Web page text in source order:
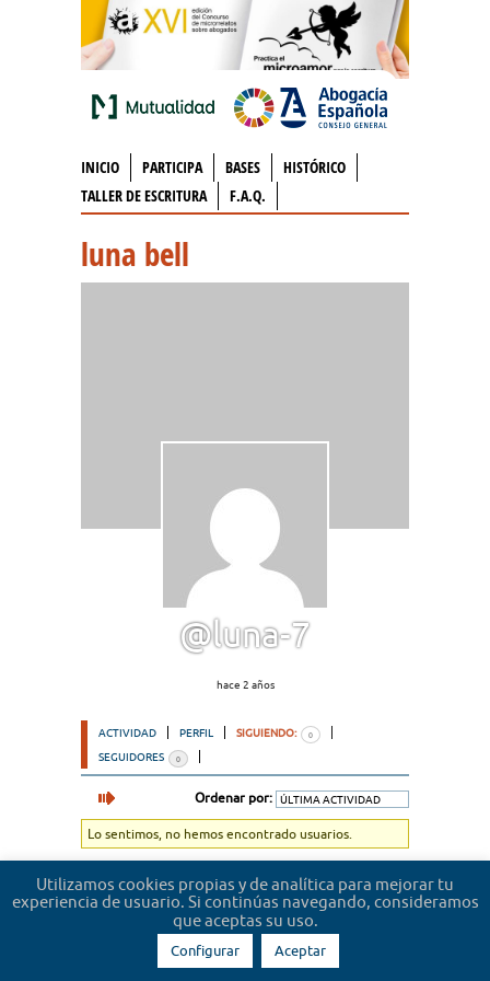
INICIO PARTICIPA BASES
HISTÓRICO
TALLER DE ESCRITURA
F.A.Q.
luna bell
@luna-7
hace 2 años
ACTIVIDAD PERFIL SIGUIENDO: 0
SEGUIDORES 0
Ordenar por:
Lo sentimos, no hemos encontrado usuarios.
Utilizamos cookies propias y de analítica para mejorar tu
experiencia de usuario. Si continúas navegando, consideramos
que aceptas su uso.
Configurar Aceptar